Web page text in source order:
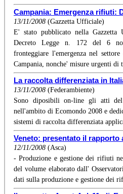
Campania: Emergenza rifiuti:
13/11/2008 (Gazzetta Ufficiale)
E' stato pubblicato nella
Decreto Legge n. 172 del 6
fronteggiare l'emergenza nel
Campania, nonche' misure urgenti di
La raccolta differenziata in
13/11/2008 (Federambiente)
Sono diposibili on-line gli atti del
nell'ambito di Ecomondo 2008 e
sistemi di raccolta differenziata
Veneto: presentato il rapporto
12/11/2008 (Asca)
- Produzione e gestione dei rifiuti
del volume elaborato dall'
dati sulla produzione e gestione dei